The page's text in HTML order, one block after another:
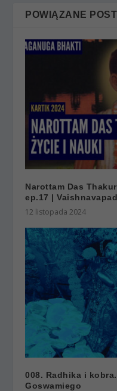
POWIĄZANE
Narottam Das
ep.17 |
12 listopada 2024
008. Radhika i
Goswamiego